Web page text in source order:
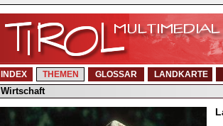
INDEX THEMEN GLOSSAR LANDKARTE
Wirtschaft